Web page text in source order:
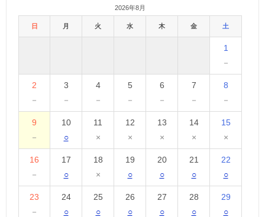
2026年8月
日 月 火 水 木 金 土
1
－
2
－
3
－
4
－
5
－
6
－
7
－
8
－
9
－
10
○
11
×
12
×
13
×
14
×
15
×
16
－
17
○
18
×
19
○
20
○
21
○
22
○
23
－
24
○
25
○
26
○
27
○
28
○
29
○